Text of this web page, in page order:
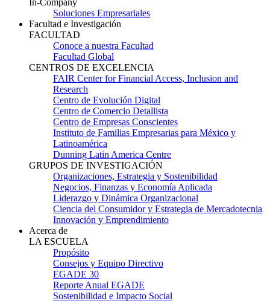
In-Company
Soluciones Empresariales
Facultad e Investigación
FACULTAD
Conoce a nuestra Facultad
Facultad Global
CENTROS DE EXCELENCIA
FAIR Center for Financial Access, Inclusion and
Research
Centro de Evolución Digital
Centro de Comercio Detallista
Centro de Empresas Conscientes
Instituto de Familias Empresarias para México y
Latinoamérica
Dunning Latin America Centre
GRUPOS DE INVESTIGACIÓN
Organizaciones, Estrategia y Sostenibilidad
Negocios, Finanzas y Economía Aplicada
Liderazgo y Dinámica Organizacional
Ciencia del Consumidor y Estrategia de Mercadotecnia
Innovación y Emprendimiento
Acerca de
LA ESCUELA
Propósito
Consejos y Equipo Directivo
EGADE 30
Reporte Anual EGADE
Sostenibilidad e Impacto Social